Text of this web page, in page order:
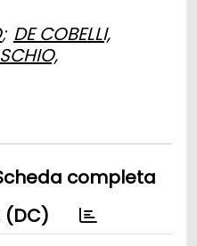
; DE COBELLI,
completa